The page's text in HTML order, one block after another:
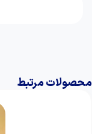
محصولات مرتبط